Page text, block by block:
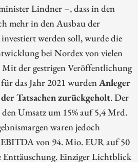
Lindner –, dass in den
mehr in den Ausbau der
werden soll, wurde die
bei Nordex von vielen
Mit der gestrigen Veröffentlichung
das Jahr 2021 wurdenAnleger
Tatsachen zurückgeholt. Der
Umsatz um 15% auf 5,4 Mrd.
waren jedoch
von 94. Mio. EUR auf 50
Einziger Lichtblick